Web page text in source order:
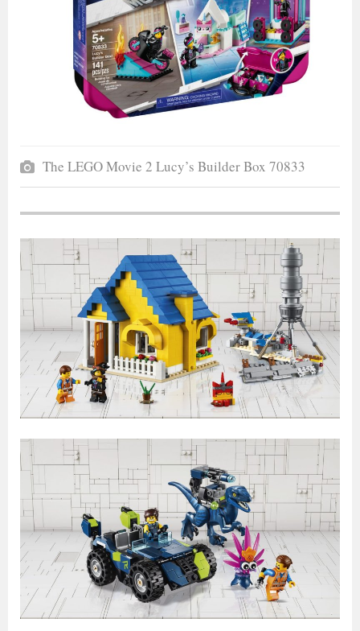
The LEGO Movie 2 Lucy’s Builder Box 70833